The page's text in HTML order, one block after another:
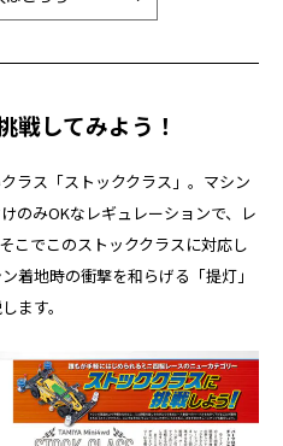
戦してみよう！
ラス「ストッククラス」。マシン
のみOKなレギュレーションで、レ
こでこのストッククラスに対応し
着地時の衝撃を和らげる「提灯」
ます。